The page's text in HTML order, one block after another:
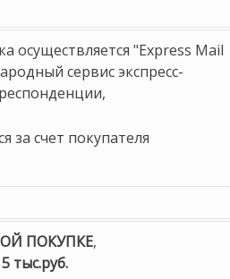
осуществляется "Express Mail
сервис экспресс-
за счет покупателя
ПОКУПКЕ,